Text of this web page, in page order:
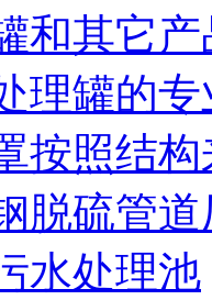
和其它
理罐的
按照结
脱硫管道
水处理池